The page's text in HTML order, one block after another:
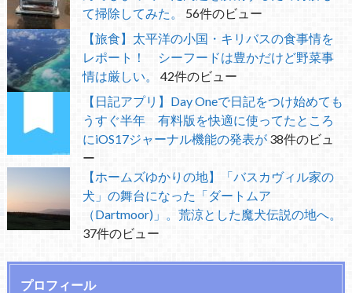
て掃除してみた。
56件のビュー
【旅食】太平洋の小国・キリバスの食事情を
レポート！ シーフードは豊かだけど野菜事
情は厳しい。
42件のビュー
【日記アプリ】Day Oneで日記をつけ始めても
うすぐ半年 有料版を快適に使ってたところ
にiOS17ジャーナル機能の発表が 38件のビュ
ー
【ホームズゆかりの地】「バスカヴィル家の
犬」の舞台になった「ダートムア
（Dartmoor)」。荒涼とした魔犬伝説の地へ。
37件のビュー
プロフィール